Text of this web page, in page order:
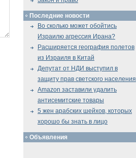
Последние новости
Во сколько может обойтись
Израилю агрессия Ирана?
Расширяется география полетов
из Израиля в Китай
Депутат от НДИ выступил в
защиту прав светского населения
Amazon заставили удалить
антисемитские товары
5 жен арабских шейхов, которых
хорошо бы знать в лицо
Объявления